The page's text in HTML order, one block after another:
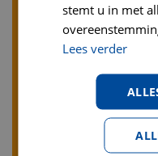
stemt u in met
Lees verder